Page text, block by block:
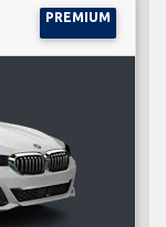
PREMIUM